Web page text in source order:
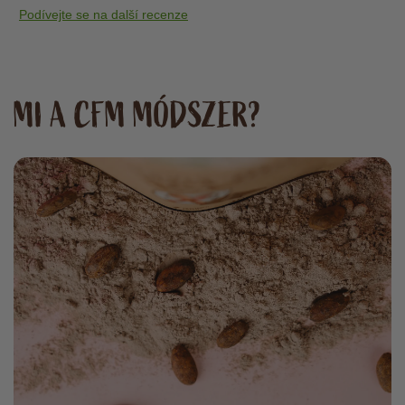
nem, ez az én
Podívejte se na další recenze
MI A CFM MÓDSZER?